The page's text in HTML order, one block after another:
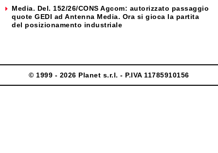
Media. Del. 152/26/CONS Agcom: autorizzato passaggio
quote GEDI ad Antenna Media. Ora si gioca la partita
del posizionamento industriale
© 1999 - 2026 Planet s.r.l. - P.IVA 11785910156